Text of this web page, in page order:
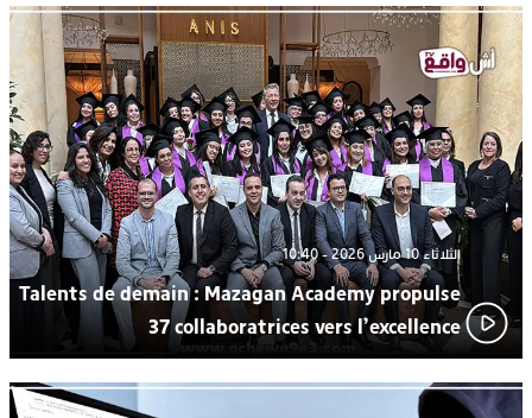
19:11يقظة أمنية تنهي كابوس الفتاة القاصر: كواليس مثيرة لعملية تحرير
رهينتين من قبضة ذي سوابق بالجديدة
17:27اتحاد المقاولات الإعلامية يقود قاطرة التكوين بالجديدة ويستضيف
الإعلامي سعيد بلفقير في دورة استثنائية
الثلاثاء 10 مارس 2026 - 10:40
Talents de demain : Mazagan Academy propulse
37 collaboratrices vers l’excellence